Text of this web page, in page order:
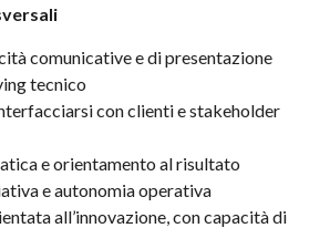
comunicative e di presentazione
tecnico
con clienti e stakeholder
e orientamento al risultato
e autonomia operativa
all’innovazione, con capacità di